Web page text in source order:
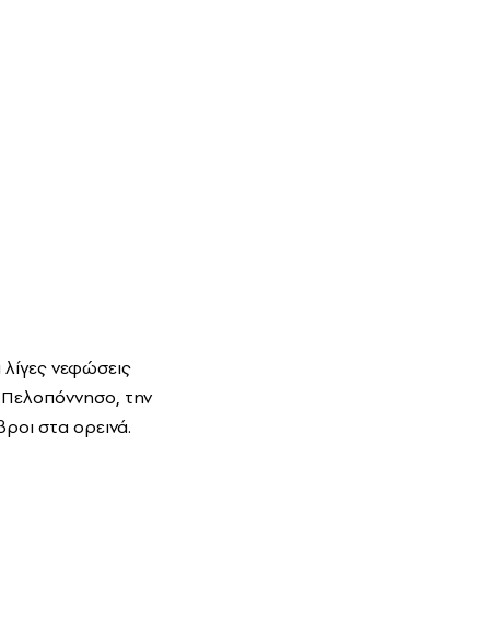
νεφώσεις
την
στα ορεινά.